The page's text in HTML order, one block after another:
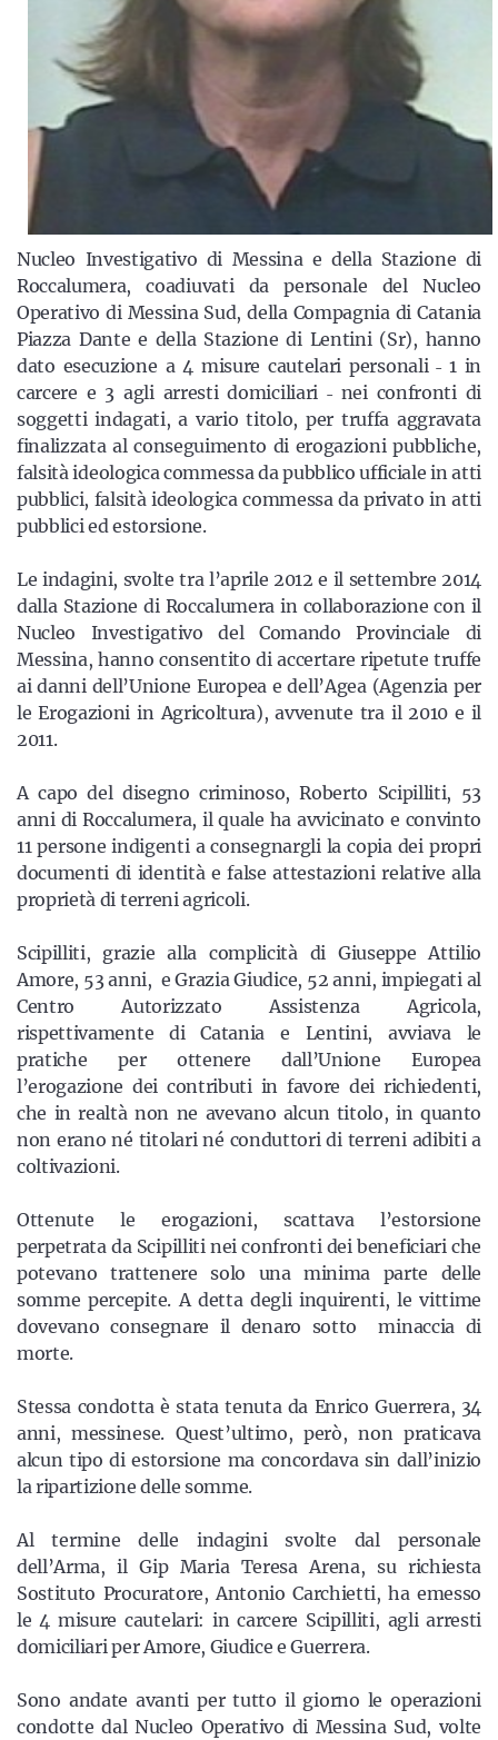
Nucleo Investigativo di Messina e della Stazione di
Roccalumera, coadiuvati da personale del Nucleo
Operativo di Messina Sud, della Compagnia di Catania
Piazza Dante e della Stazione di Lentini (Sr), hanno
dato esecuzione a 4 misure cautelari personali ˗ 1 in
carcere e 3 agli arresti domiciliari ˗ nei confronti di
soggetti indagati, a vario titolo, per truffa aggravata
finalizzata al conseguimento di erogazioni pubbliche,
falsità ideologica commessa da pubblico ufficiale in atti
pubblici, falsità ideologica commessa da privato in atti
pubblici ed estorsione.
Le indagini, svolte tra l’aprile 2012 e il settembre 2014
dalla Stazione di Roccalumera in collaborazione con il
Nucleo Investigativo del Comando Provinciale di
Messina, hanno consentito di accertare ripetute truffe
ai danni dell’Unione Europea e dell’Agea (Agenzia per
le Erogazioni in Agricoltura), avvenute tra il 2010 e il
2011.
A capo del disegno criminoso, Roberto Scipilliti, 53
anni di Roccalumera, il quale ha avvicinato e convinto
11 persone indigenti a consegnargli la copia dei propri
documenti di identità e false attestazioni relative alla
proprietà di terreni agricoli.
Scipilliti, grazie alla complicità di Giuseppe Attilio
Amore, 53 anni, e Grazia Giudice, 52 anni, impiegati al
Centro Autorizzato Assistenza Agricola,
rispettivamente di Catania e Lentini, avviava le
pratiche per ottenere dall’Unione Europea
l’erogazione dei contributi in favore dei richiedenti,
che in realtà non ne avevano alcun titolo, in quanto
non erano né titolari né conduttori di terreni adibiti a
coltivazioni.
Ottenute le erogazioni, scattava l’estorsione
perpetrata da Scipilliti nei confronti dei beneficiari che
potevano trattenere solo una minima parte delle
somme percepite. A detta degli inquirenti, le vittime
dovevano consegnare il denaro sotto minaccia di
morte.
Stessa condotta è stata tenuta da Enrico Guerrera, 34
anni, messinese. Quest’ultimo, però, non praticava
alcun tipo di estorsione ma concordava sin dall’inizio
la ripartizione delle somme.
Al termine delle indagini svolte dal personale
dell’Arma, il Gip Maria Teresa Arena, su richiesta
Sostituto Procuratore, Antonio Carchietti, ha emesso
le 4 misure cautelari: in carcere Scipilliti, agli arresti
domiciliari per Amore, Giudice e Guerrera.
Sono andate avanti per tutto il giorno le operazioni
condotte dal Nucleo Operativo di Messina Sud, volte